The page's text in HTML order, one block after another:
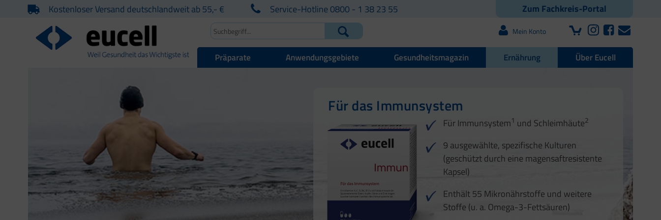
Zum Fachkreis-Portal
Kostenloser Versand deutschlandweit ab 55,- € Service-Hotline 0800 - 1 38 23 55
Mein Konto
Präparate Anwendungsgebiete Gesundheitsmagazin Ernährung Über Eucell
Für das Immunsystem
Für Immunsystem1 und Schleimhäute2
9 ausgewählte, spezifische Kulturen
(geschützt durch eine magensaftresistente
Kapsel)
Enthält 55 Mikronährstoffe und weitere
Stoffe (u. a. Omega-3-Fettsäuren)
Für Haut, Haare und Nägel
1 2 3
4
Für Ihre natürliche Darmflora
3